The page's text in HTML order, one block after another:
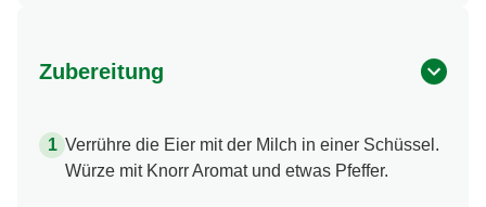
Zubereitung
Verrühre die Eier mit der Milch in einer Schüssel.
Würze mit Knorr Aromat und etwas Pfeffer.